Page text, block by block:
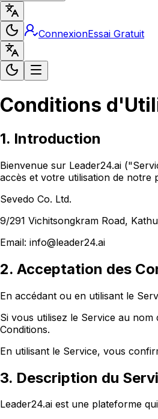
ConnexionEssai Gratuit
Conditions
1. Introduction
Bienvenue sur Leader24.ai
accès et votre utilisation de notre
Sevedo Co. Ltd.
9/291 Vichitsongkram Road,
Email: info@leader24.ai
2. Acceptation des
En accédant ou en utilisant le
Si vous utilisez le Service au
Conditions.
En utilisant le Service, vous
3. Description du
Leader24.ai est une plateforme